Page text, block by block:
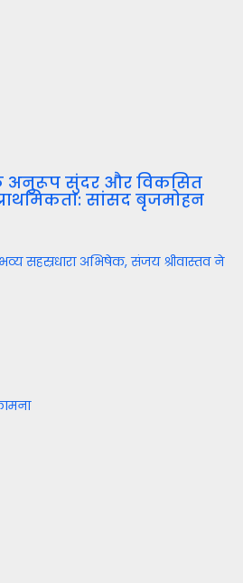
अनुरूप सुंदर और विकसित
सांसद बृजमोहन
सहस्रधारा अभिषेक, संजय श्रीवास्तव ने